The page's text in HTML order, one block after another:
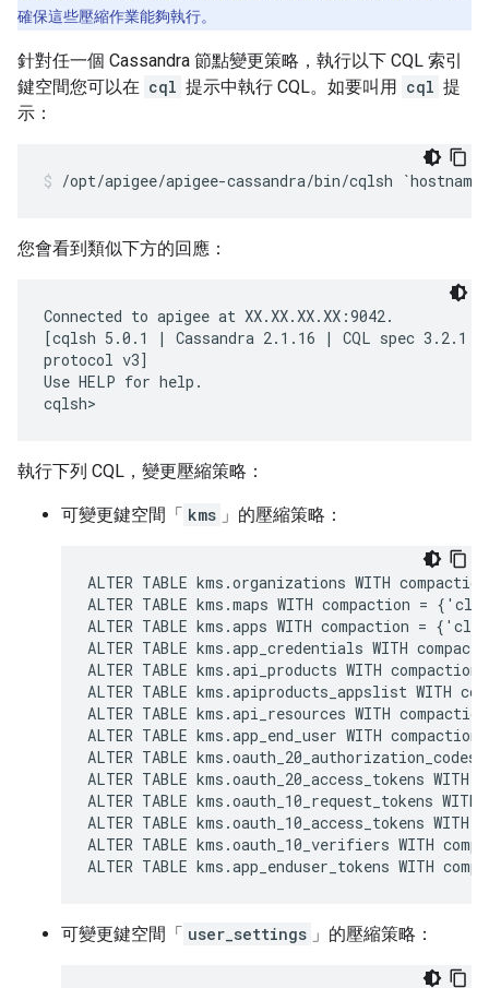
確保這些壓縮作業能夠執行。
針對任一個 Cassandra 節點變更策略，執行以下 CQL 索引
鍵空間您可以在 cql 提示中執行 CQL。如要叫用 cql 提
示：
/opt/apigee/apigee-cassandra/bin/cqlsh
您會看到類似下方的回應：
Connected to apigee at XX.XX.XX.XX:9042.
[cqlsh 5.0.1 | Cassandra 2.1.16 | CQL spec 3.2.1
protocol v3]
Use HELP for help.
cqlsh>
執行下列 CQL，變更壓縮策略：
可變更鍵空間「 kms 」的壓縮策略：
ALTER TABLE kms.organizations WITH
ALTER TABLE kms.maps WITH compaction =
ALTER TABLE kms.apps WITH compaction =
ALTER TABLE kms.app_credentials WITH
ALTER TABLE kms.api_products WITH
ALTER TABLE kms.apiproducts_appslist
ALTER TABLE kms.api_resources WITH
ALTER TABLE kms.app_end_user WITH
ALTER TABLE
ALTER TABLE kms.oauth_20_access_tokens
ALTER TABLE kms.oauth_10_request_tokens
ALTER TABLE kms.oauth_10_access_tokens
ALTER TABLE kms.oauth_10_verifiers WITH
ALTER TABLE kms.app_enduser_tokens
可變更鍵空間「 user_settings 」的壓縮策略：